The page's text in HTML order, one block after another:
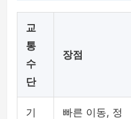
교
통
수
단
장점
기
빠른 이동, 정